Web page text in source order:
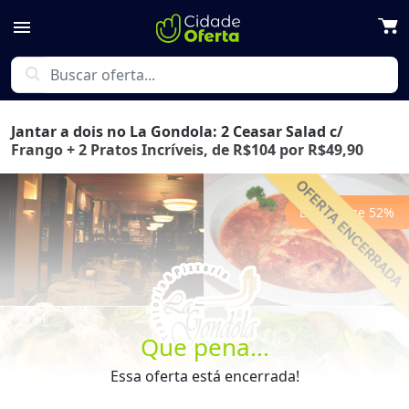
menu
search
Que pena...
Essa oferta está encerrada!
Jantar a dois no La Gondola: 2 Ceasar Salad c/
Frango + 2 Pratos Incríveis, de R$104 por R$49,90
Economize 52%
Previous Next